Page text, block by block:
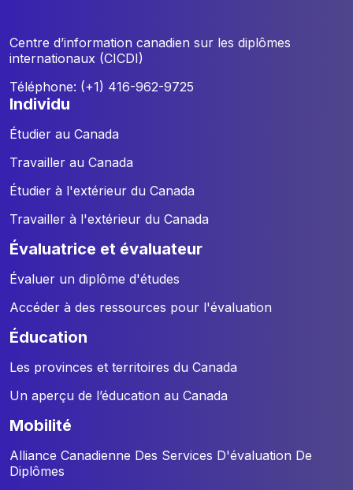
Centre d’information canadien sur les diplômes
internationaux (CICDI)
Téléphone: (+1) 416-962-9725
individu
Étudier au Canada
Travailler au Canada
Étudier à l'extérieur du Canada
Travailler à l'extérieur du Canada
évaluatrice et évaluateur
Évaluer un diplôme d'études
Accéder à des ressources pour l'évaluation
éducation
Les provinces et territoires du Canada
Un aperçu de l’éducation au Canada
mobilité
Alliance Canadienne Des Services D'évaluation De
Diplômes